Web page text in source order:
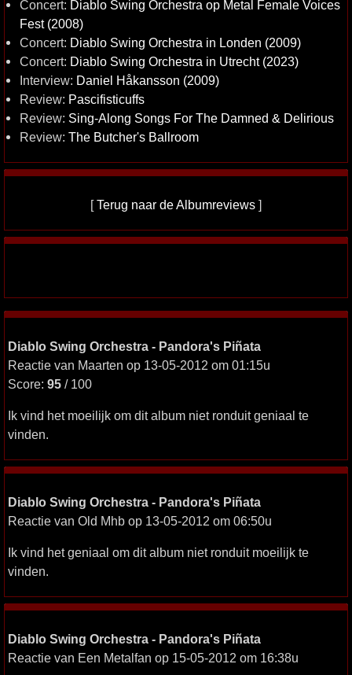
Concert: Diablo Swing Orchestra op Metal Female Voices
Fest (2008)
Concert: Diablo Swing Orchestra in Londen (2009)
Concert: Diablo Swing Orchestra in Utrecht (2023)
Interview: Daniel Håkansson (2009)
Review: Pascifisticuffs
Review: Sing-Along Songs For The Damned & Delirious
Review: The Butcher's Ballroom
[Terug naar de Albumreviews ]
Diablo Swing Orchestra - Pandora's Piñata
Reactie van Maarten op 13-05-2012 om 01:15u
Score: 95 / 100
Ik vind het moeilijk om dit album niet ronduit geniaal te
vinden.
Diablo Swing Orchestra - Pandora's Piñata
Reactie van Old Mhb op 13-05-2012 om 06:50u
Ik vind het geniaal om dit album niet ronduit moeilijk te
vinden.
Diablo Swing Orchestra - Pandora's Piñata
Reactie van Een Metalfan op 15-05-2012 om 16:38u